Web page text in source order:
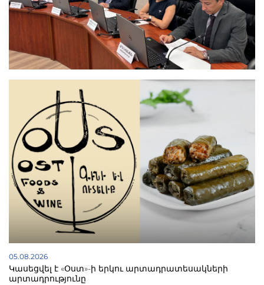
05.08.2026
Կասեցվել է «Օստ»-ի երկու արտադրատեսակների
արտադրությունը